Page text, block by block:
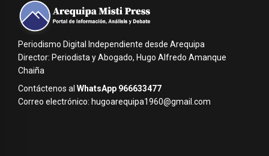
Periodismo Digital Independiente desde Arequipa
Director: Periodista y Abogado, Hugo Alfredo Amanque
Chaiña
Contáctenos al WhatsApp 966633477
Correo electrónico: hugoarequipa1960@gmail.com